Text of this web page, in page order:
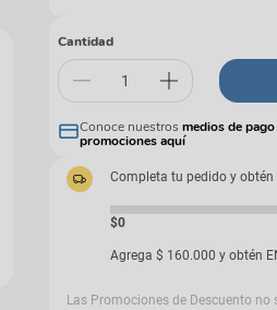
Cantidad
Conoce nuestros medios de
promociones aquí
Completa tu pedido y
$0
Agrega $ 160.000 y obtén
Las Promociones de Descuento